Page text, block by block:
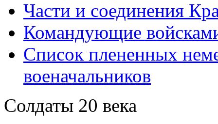
Части и соединения
Командующие
Список плененных
военачальников
Солдаты 20 века